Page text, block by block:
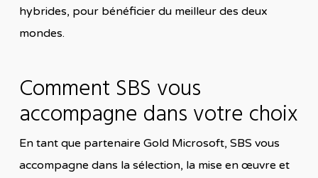
hybrides, pour bénéficier du meilleur des deux
mondes.
Comment SBS vous
accompagne dans votre choix
En tant que partenaire Gold Microsoft, SBS vous
accompagne dans la sélection, la mise en œuvre et